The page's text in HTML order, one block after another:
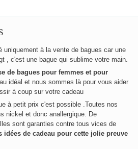
uniquement à la vente de bagues car une
, c'est une bague qui sublime votre main.
de bagues pour femmes et pour
idéal et nous sommes là pour vous aider
à coup sur votre cadeau
à petit prix c'est possible .Toutes nos
nickel et donc anallergique. De
sont garanties contre tous vices de
idées de cadeau pour cette jolie preuve